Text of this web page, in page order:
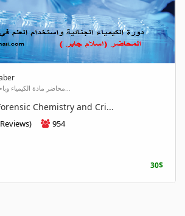
محاضر مادة الكيمياء وباحث في الطاقة...
Chemistry and Cri...
954
30$